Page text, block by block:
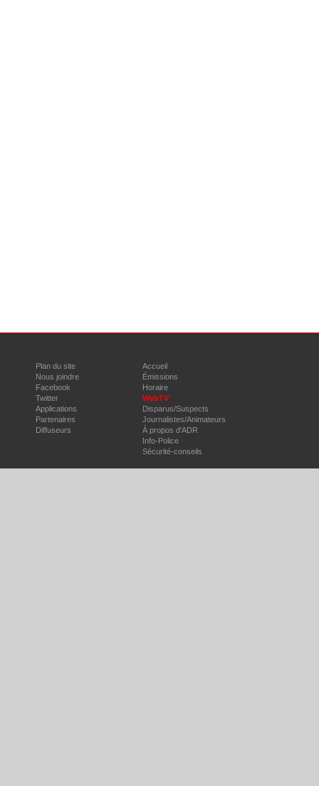
Plan du site
Nous joindre
Facebook
Twitter
Applications
Partenaires
Diffuseurs
Accueil
Émissions
Horaire
WebTV
Disparus/Suspects
Journalistes/Animateurs
À propos d'ADR
Info-Police
Sécurité-conseils